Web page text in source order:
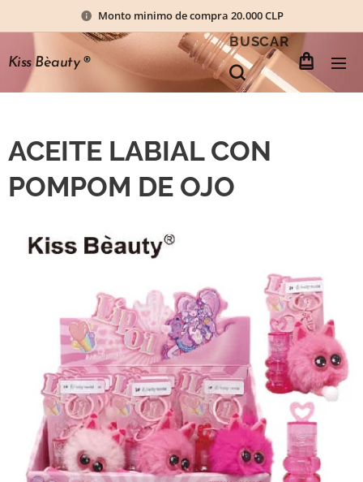
Monto minimo de compra 20.000 CLP
Kiss Bèauty®
BUSCAR
ACEITE LABIAL CON
POMPOM DE OJO